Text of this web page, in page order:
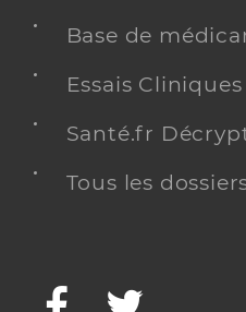
Base de
Essais Cliniques
Santé.fr
Tous les
Facebook